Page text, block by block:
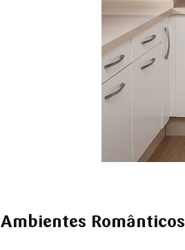
Ambientes Românticos